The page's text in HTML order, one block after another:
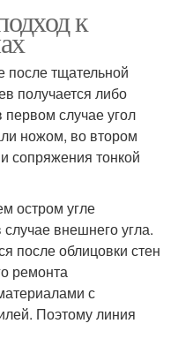
к
после тщательной
получается либо
случае угол
ножом, во втором
сопряжения тонкой
остром угле
внешнего угла.
после облицовки стен
ремонта
с
Поэтому линия